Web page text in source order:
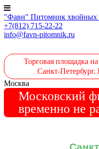
"Фавн" Питомник хвойных
+7(812) 715-22-22
info@favn-pitomnik.ru
Торговая площадка
Санкт-Петербург.
Москва
Московский
временно не